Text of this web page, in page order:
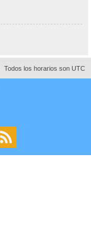
Todos los horarios son UTC